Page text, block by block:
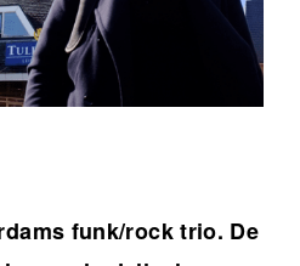
funk/rock trio. De